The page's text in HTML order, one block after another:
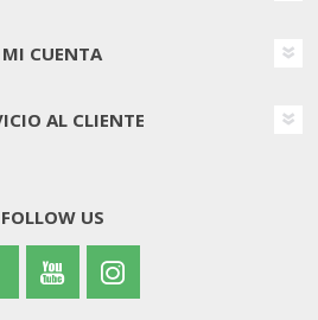
MI CUENTA
AL CLIENTE
FOLLOW US